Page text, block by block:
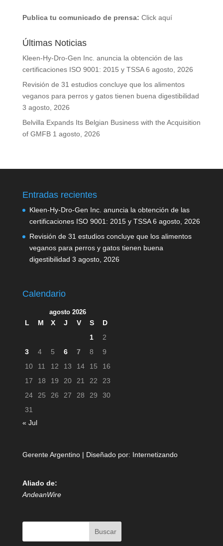
Publica tu comunicado de prensa: Click aquí
Últimas Noticias
Kleen-Hy-Dro-Gen Inc. anuncia la obtención de las
certificaciones ISO 9001: 2015 y TSSA 6 agosto, 2026
Revisión de 31 estudios concluye que los alimentos
veganos para perros y gatos tienen buena digestibilidad
3 agosto, 2026
Belvilla Expands Its Belgian Business with the Acquisition
of GMFB 1 agosto, 2026
Entradas recientes
Kleen-Hy-Dro-Gen Inc. anuncia la obtención de las
certificaciones ISO 9001: 2015 y TSSA 6 agosto, 2026
Revisión de 31 estudios concluye que los alimentos
veganos para perros y gatos tienen buena
digestibilidad 3 agosto, 2026
Calendario
agosto 2026
L M X J V S
D
1
2
3
4 5 6 7 8
9
10
11 12 13 14 15
16
17
18 19 20 21 22
23
24
25 26 27 28 29
30
31
« Jul
Gerente Argentino | Diseñado por: Internetizando
Aliado de:
AndeanWire